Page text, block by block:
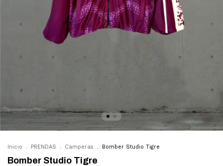
Inicio . PRENDAS . Camperas . Bomber Studio Tigre
Bomber Studio Tigre